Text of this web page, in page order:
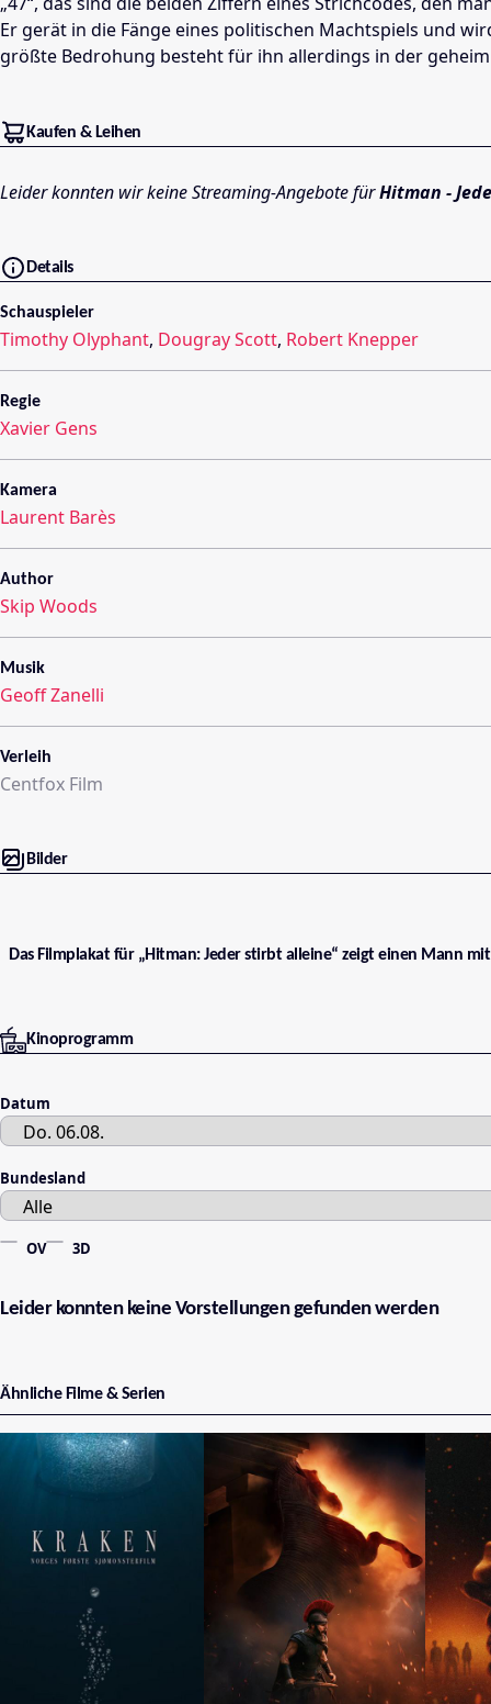
Er gerät in die Fänge eines politischen Machtspiels und
größte Bedrohung besteht für ihn allerdings in der
Kaufen & Leihen
Leider konnten wir keine Streaming-Angebote fürHitman -
Details
Schauspieler
Timothy Olyphant, Dougray Scott, Robert Knepper
Regie
Xavier Gens
Kamera
Laurent Barès
Author
Skip Woods
Musik
Geoff Zanelli
Verleih
Centfox Film
Bilder
Das Filmplakat für „Hitman: Jeder stirbt alleine“ zeigt einen Mann
Kinoprogramm
Datum
Bundesland
OV 3D
Leider konnten keine Vorstellungen gefunden werden
Ähnliche Filme & Serien